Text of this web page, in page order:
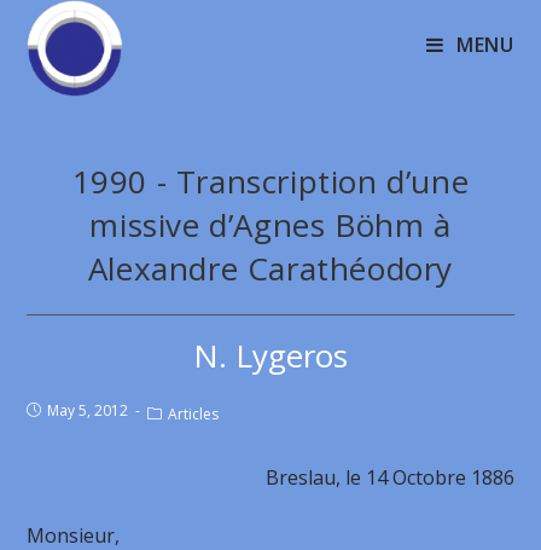
MENU
1990 - Transcription d’une
missive d’Agnes Böhm à
Alexandre Carathéodory
N. Lygeros
May 5, 2012 Articles
Breslau, le 14 Octobre 1886
Monsieur,